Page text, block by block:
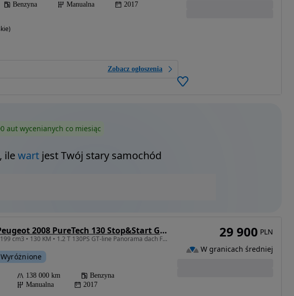
Benzyna Manualna 2017
Zobacz ogłoszenia
aut wycenianych co miesiąc
ilewartjest Twój stary samochód
Peugeot 2008 PureTech 130 Stop&Start GT-Line Edition
1199 cm3 • 130 KM • 1.2 T 130PS GT-line Panorama dach Full !!
Wyróżnione
138 000 km
Benzyna
Manualna
2017
29 900 PLN
W granicach średniej